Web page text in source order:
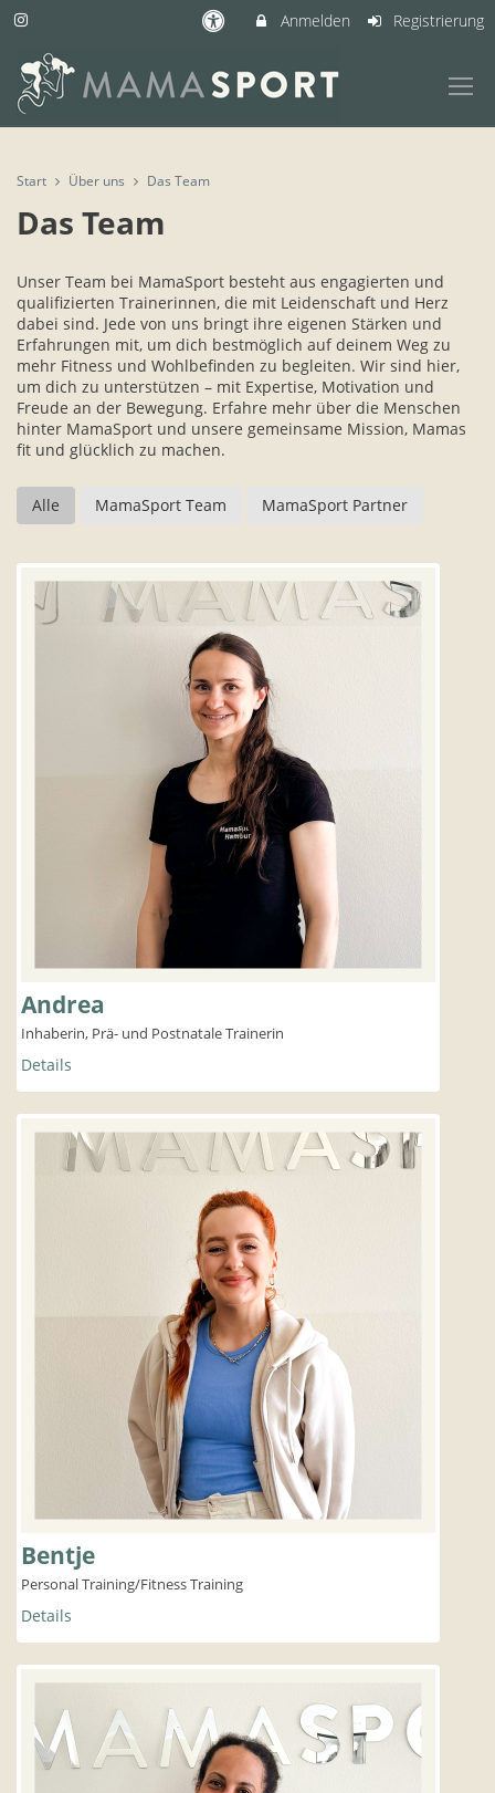
Anmelden Registrierung
Start Über uns Das Team
Das Team
Unser Team bei MamaSport besteht aus engagierten und
qualifizierten Trainerinnen, die mit Leidenschaft und Herz
dabei sind. Jede von uns bringt ihre eigenen Stärken und
Erfahrungen mit, um dich bestmöglich auf deinem Weg zu
mehr Fitness und Wohlbefinden zu begleiten. Wir sind hier,
um dich zu unterstützen – mit Expertise, Motivation und
Freude an der Bewegung. Erfahre mehr über die Menschen
hinter MamaSport und unsere gemeinsame Mission, Mamas
fit und glücklich zu machen.
Alle MamaSport Team MamaSport Partner
Andrea
Inhaberin, Prä- und Postnatale Trainerin
Details
Bentje
Personal Training/Fitness Training
Details